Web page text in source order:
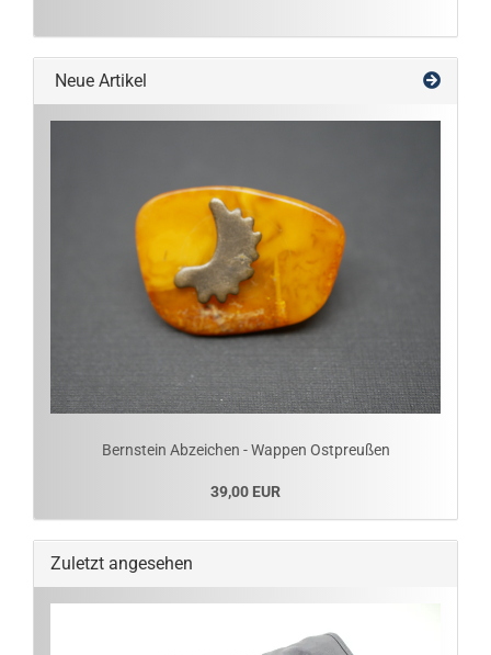
Neue Artikel
Bernstein Abzeichen - Wappen Ostpreußen
39,00 EUR
Zuletzt angesehen